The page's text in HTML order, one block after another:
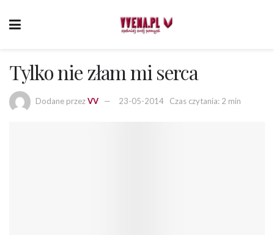
Tylko nie złam mi serca
Dodane przezVV 23-05-2014 Czas czytania: 2 min